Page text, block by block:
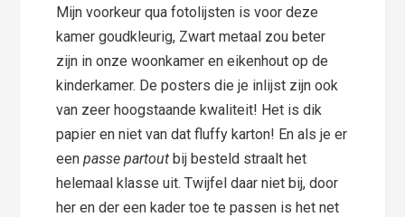
Mijn voorkeur qua fotolijsten is voor deze
kamer goudkleurig, Zwart metaal zou beter
zijn in onze woonkamer en eikenhout op de
kinderkamer. De posters die je inlijst zijn ook
van zeer hoogstaande kwaliteit! Het is dik
papier en niet van dat fluffy karton! En als je er
eenpasse partout bij besteld straalt het
helemaal klasse uit. Twijfel daar niet bij, door
her en der een kader toe te passen is het net